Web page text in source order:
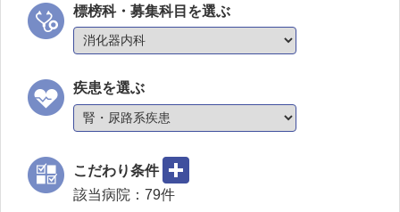
標榜科・募集科目を選ぶ
疾患を選ぶ
こだわり条件
該当病院： 79件